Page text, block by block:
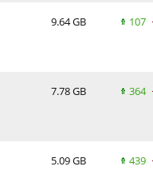
9.64 GB 107
7.78 GB 364
5.09 GB 439